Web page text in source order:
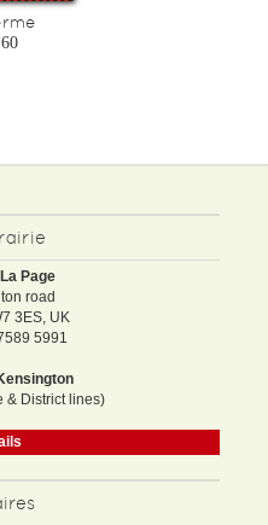
Page
road
3ES, UK
5991
& District lines)